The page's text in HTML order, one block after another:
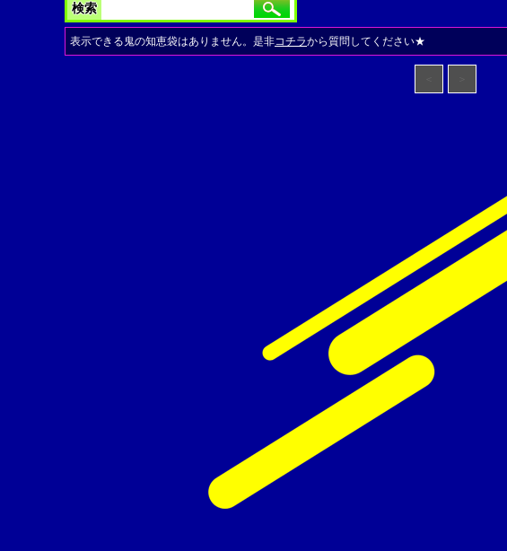
検索
表示できる鬼の知恵袋はありません。是非コチラから質問してください★